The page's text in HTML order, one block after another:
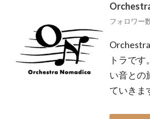
フォロワー
トラで
い音との
ていきま